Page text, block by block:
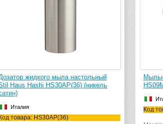
Мыльница настенная Stil Haus Hashi
HS09M(36) (никель сатин)